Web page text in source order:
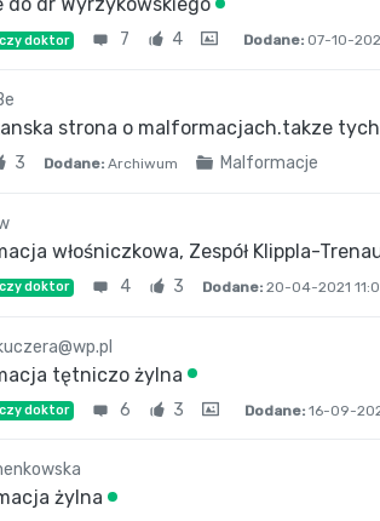
doktor 7 4 Dodane: 07-10-
strona o malformacjach.takze
3 Dodane:Archiwum Malformacje
włośniczkowa, Zespół Klippla-
doktor 4 3 Dodane: 20-04-2021
tętniczo żylna
doktor 6 3 Dodane: 16-09-
żylna